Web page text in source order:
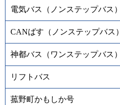
電気バス（ノンステップバス）
CANばす（ノンステップバス）
神都バス（ワンステップバス）
リフトバス
菰野町かもしか号